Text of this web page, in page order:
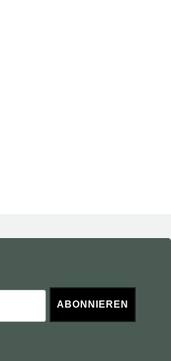
ABONNIEREN